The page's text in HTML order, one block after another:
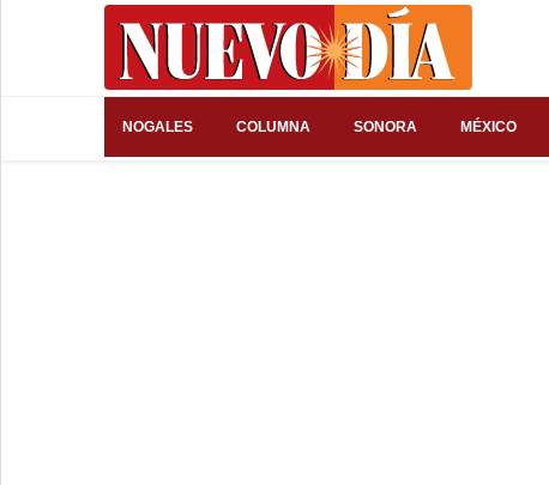
NOGALES COLUMNA SONORA MÉXICO